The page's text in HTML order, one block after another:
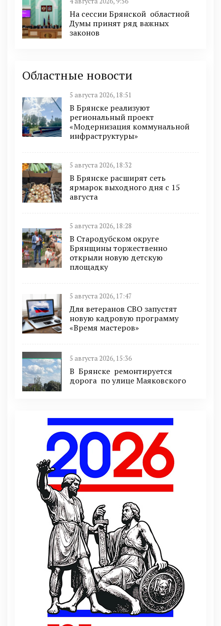
На сессии Брянской областной
Думы принят ряд важных
законов
Областные новости
5 августа 2026, 18:51
В Брянске реализуют
региональный проект
«Модернизация коммунальной
инфраструктуры»
5 августа 2026, 18:32
В Брянске расширят сеть
ярмарок выходного дня с 15
августа
5 августа 2026, 18:28
В Стародубском округе
Брянщины торжественно
открыли новую детскую
площадку
5 августа 2026, 17:47
Для ветеранов СВО запустят
новую кадровую программу
«Время мастеров»
5 августа 2026, 15:36
В Брянске ремонтируется
дорога по улице Маяковского